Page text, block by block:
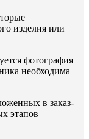
изделия или
фотография
необходима
в заказ-
этапов